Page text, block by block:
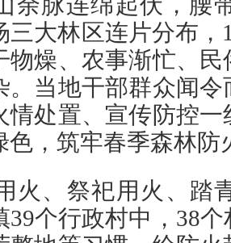
三大林区连片分布
物燥、农事渐忙、
。当地干部群众闻
情处置、宣传防控
色，筑牢春季森林防
火、祭祀用火、踏
39个行政村中，38